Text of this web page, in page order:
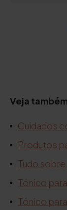
Veja
Cuidados
Produtos
Tudo
Tónico
Tónico